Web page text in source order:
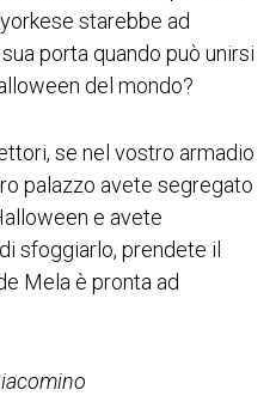
starebbe ad
porta quando può unirsi
del mondo?
se nel vostro armadio
palazzo avete segregato
e avete
sfoggiarlo, prendete il
Mela è pronta ad